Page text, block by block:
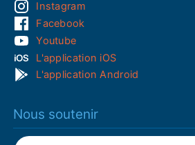
Instagram
Facebook
Youtube
L'application iOS
L'application Android
Nous soutenir